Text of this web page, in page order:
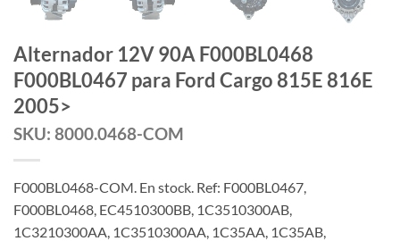
Alternador 12V 90A F000BL0468
F000BL0467 para Ford Cargo 815E 816E
2005>
SKU: 8000.0468-COM
F000BL0468-COM. En stock. Ref: F000BL0467,
F000BL0468, EC4510300BB, 1C3510300AB,
1C3210300AA, 1C3510300AA, 1C35AA, 1C35AB,